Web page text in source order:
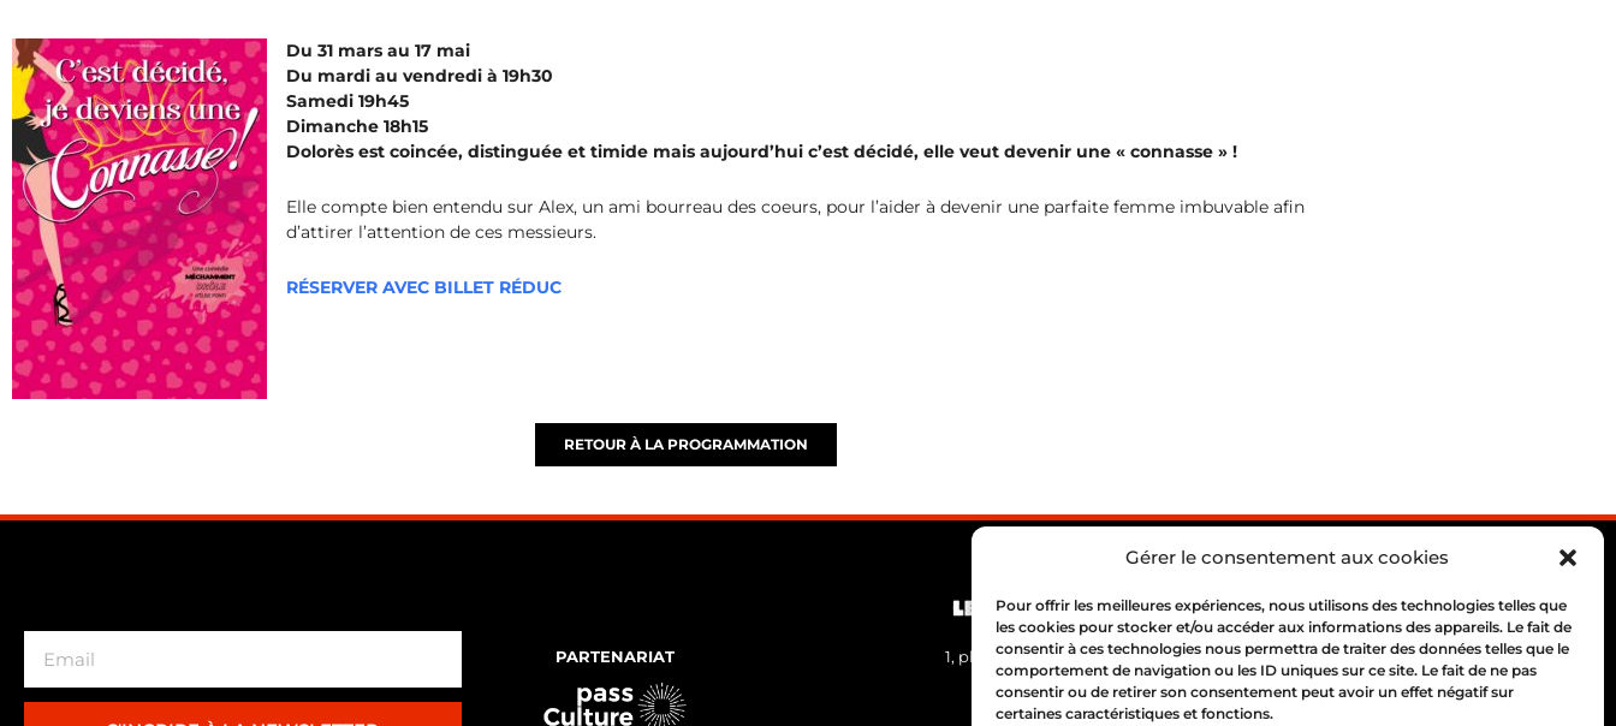
Gérer le consentement aux cookies
Pour offrir les meilleures expériences, nous utilisons des technologies telles que
les cookies pour stocker et/ou accéder aux informations des appareils. Le fait de
consentir à ces technologies nous permettra de traiter des données telles que le
comportement de navigation ou les ID uniques sur ce site. Le fait de ne pas
consentir ou de retirer son consentement peut avoir un effet négatif sur
certaines caractéristiques et fonctions.
Du 31 mars au 17 mai
Du mardi au vendredi à 19h30
Samedi 19h45
Dimanche 18h15
Dolorès est coincée, distinguée et timide mais aujourd’hui c’est décidé, elle veut devenir une « connasse » !
Elle compte bien entendu sur Alex, un ami bourreau des coeurs, pour l’aider à devenir une parfaite femme imbuvable afin
d’attirer l’attention de ces messieurs.
RÉSERVER AVEC BILLET RÉDUC
RETOUR À LA PROGRAMMATION
PARTENARIAT
1, place Bertone 69004 Lyon
04 72 05 10 00